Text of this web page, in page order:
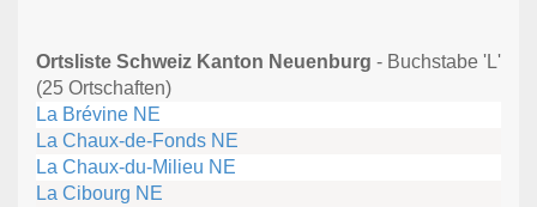
Ortsliste Schweiz Kanton Neuenburg - Buchstabe 'L'
(25 Ortschaften)
La Brévine NE
La Chaux-de-Fonds NE
La Chaux-du-Milieu NE
La Cibourg NE